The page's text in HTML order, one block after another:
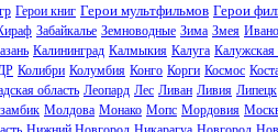
Герои книг Герои мультфильмов Герои
Забайкалье Земноводные Зима Змея
Калининград Калмыкия Калуга Калужская
Колибри Колумбия Конго Корги Космос
область Леопард Лес Ливан Ливия Липецк
Молдова Монако Мопс Мордовия